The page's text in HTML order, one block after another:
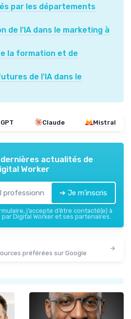
par les départements
de l'IA dans le marketing à
la formation et de
de l'IA dans le
Claude Mistral
actualités de
Worker
➔ Je m'inscris
j’accepte d’être contacté(e) à
Digital Worker et ses partenaires.
préférées sur Google